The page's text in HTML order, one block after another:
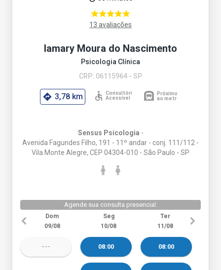
13 avaliações
Iamary Moura do Nascimento
Psicologia Clínica
CRP: 06115964 - SP
3,78 km
Sensus Psicologia -
Avenida Fagundes Filho, 191 - 11º andar - conj. 111/112 -
Vila Monte Alegre, CEP 04304-010 - São Paulo - SP
Agende sua consulta presencial:
Dom
09/08
Seg
10/08
Ter
11/08
--- 08:00 08:00